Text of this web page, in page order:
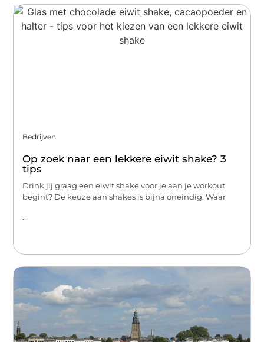
Bedrijven
Op zoek naar een lekkere eiwit shake? 3
tips
Drink jij graag een eiwit shake voor je aan je workout
begint? De keuze aan shakes is bijna oneindig. Waar
...